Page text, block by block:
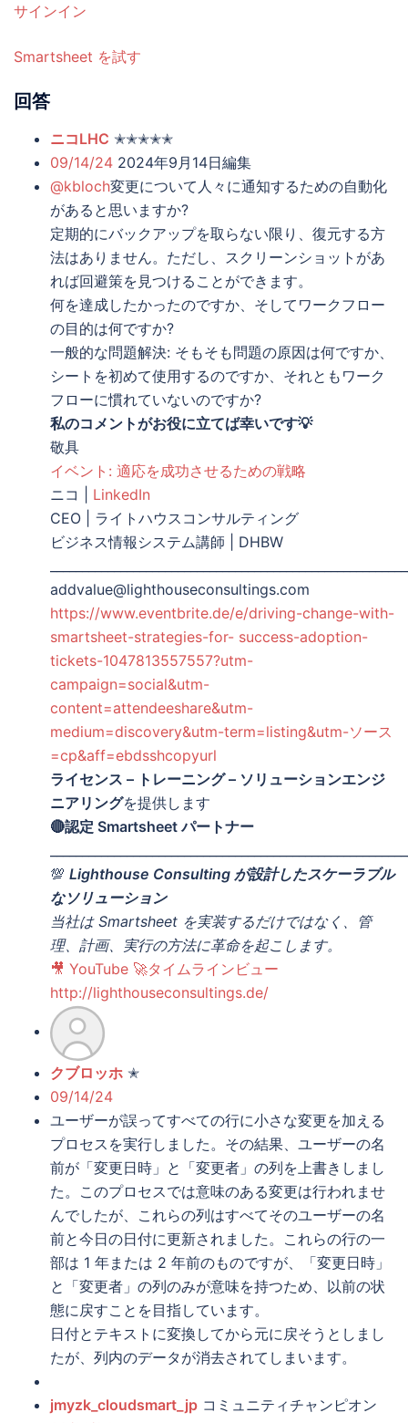
サインイン
Smartsheet を試す
回答
ニコLHC ✭✭✭✭✭
09/14/24 2024年9月14日編集
@kbloch変更について人々に通知するための自動化
があると思いますか?
定期的にバックアップを取らない限り、復元する方
法はありません。ただし、スクリーンショットがあ
れば回避策を​​見つけることができます。
何を達成したかったのですか、そしてワークフロー
の目的は何ですか?
一般的な問題解決: そもそも問題の原因は何ですか、
シートを初めて使用するのですか、それともワーク
フローに慣れていないのですか?
私のコメントがお役に立てば幸いです💡
敬具
イベント: 適応を成功させるための戦略
ニコ | LinkedIn
CEO | ライトハウスコンサルティング
ビジネス情報システム講師 | DHBW
addvalue@lighthouseconsultings.com
https://www.eventbrite.de/e/driving-change-with-
smartsheet-strategies-for- success-adoption-
tickets-1047813557557?utm-
campaign=social&utm-
content=attendeeshare&utm-
medium=discovery&utm-term=listing&utm-ソース
=cp&aff=ebdsshcopyurl
ライセンス – トレーニング – ソリューションエンジ
ニアリングを提供します
🔴認定 Smartsheet パートナー
💯 Lighthouse Consulting が設計したスケーラブル
なソリューション
当社は Smartsheet を実装するだけではなく、管
理、計画、実行の方法に革命を起こします。
🎥 YouTube 🚀タイムラインビュー
http://lighthouseconsultings.de/
クブロッホ ✭
09/14/24
ユーザーが誤ってすべての行に小さな変更を加える
プロセスを実行しました。その結果、ユーザーの名
前が「変更日時」と「変更者」の列を上書きしまし
た。このプロセスでは意味のある変更は行われませ
んでしたが、これらの列はすべてそのユーザーの名
前と今日の日付に更新されました。これらの行の一
部は 1 年または 2 年前のものですが、「変更日時」
と「変更者」の列のみが意味を持つため、以前の状
態に戻すことを目指しています。
日付とテキストに変換してから元に戻そうとしまし
たが、列内のデータが消去されてしまいます。
jmyzk_cloudsmart_jp コミュニティチャンピオン